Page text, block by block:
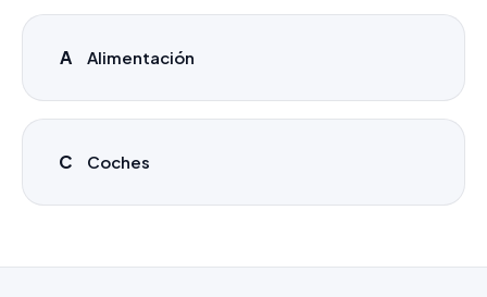
A Alimentación
C Coches